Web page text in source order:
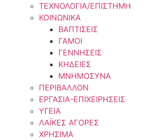
ΤΕΧΝΟΛΟΓΙΑ/ΕΠΙΣΤΗΜΗ
ΚΟΙΝΩΝΙΚΑ
ΒΑΠΤΙΣΕΙΣ
ΓΑΜΟΙ
ΓΕΝΝΗΣΕΙΣ
ΚΗΔΕΙΕΣ
ΜΝΗΜΟΣΥΝΑ
ΠΕΡΙΒΑΛΛΟΝ
ΕΡΓΑΣΙΑ-ΕΠΙΧΕΙΡΗΣΕΙΣ
ΥΓΕΙΑ
ΛΑΪΚΕΣ ΑΓΟΡΕΣ
ΧΡΗΣΙΜΑ